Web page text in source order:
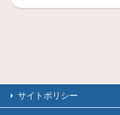
サイトポリシー